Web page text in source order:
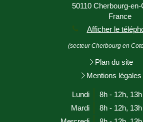
50110 Cherbourg-en-
France
Afficher le
(secteur Cherbourg en
Plan du site
Mentions légales
Lundi 8h - 12h,
Mardi
8h - 12h,